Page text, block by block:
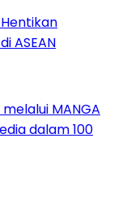
ASEAN
MANGA
dalam 100